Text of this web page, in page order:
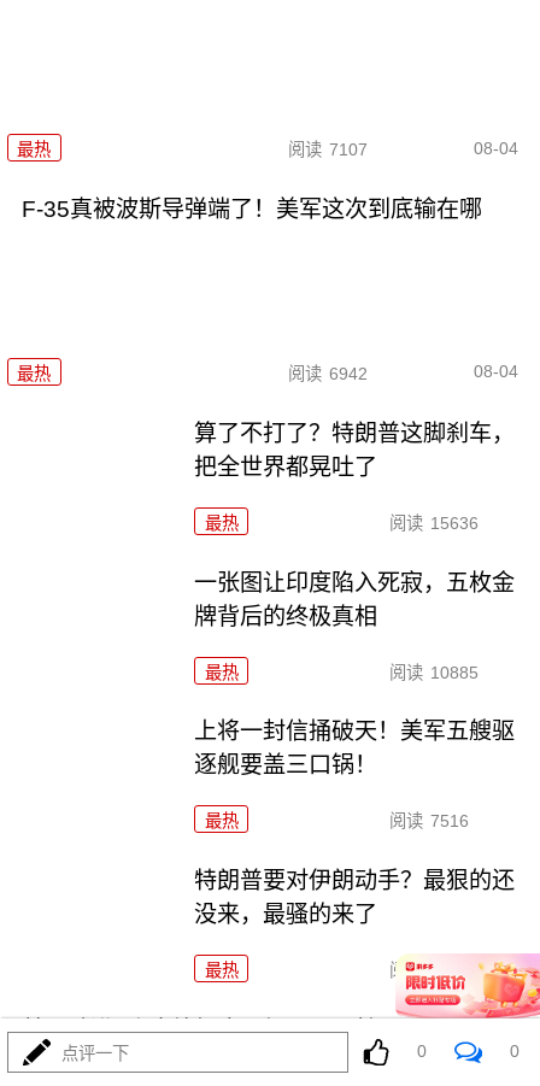
最热 阅读 7107 08-04
F-35真被波斯导弹端了！美军这次到底输在哪
最热 阅读 6942 08-04
算了不打了？特朗普这脚刹车，
把全世界都晃吐了
最热 阅读 15636
一张图让印度陷入死寂，五枚金
牌背后的终极真相
最热 阅读 10885
上将一封信捅破天！美军五艘驱
逐舰要盖三口锅！
最热 阅读 7516
特朗普要对伊朗动手？最狠的还
没来，最骚的来了
最热 阅读 6091
美国踏进3个大坑把自己埋了！恐怕一个都爬不出
点评一下 0 0